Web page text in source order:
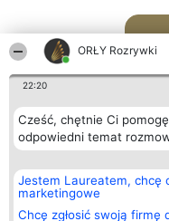
ORŁY Rozrywki
22:20
Cześć, chętnie Ci
odpowiedni temat
Jestem Laureatem, chcę
marketingowe
Chcę zgłosić swoją firmę
Organizator plebiscytu
Bright Side Solutions sp. z o.
o. sp. k.
ul. Ruska 22